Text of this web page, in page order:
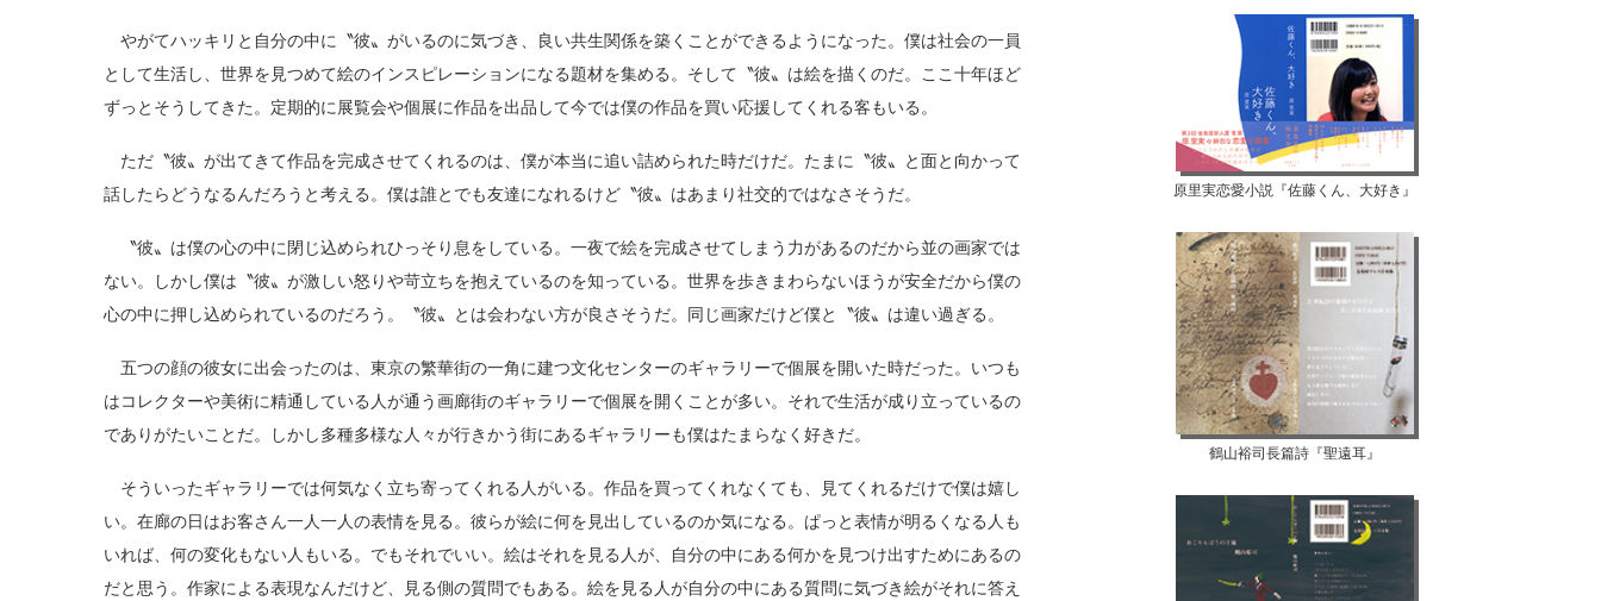
やがてハッキリと自分の中に〝彼〟がいるのに気づき、良い共生関係を築くことができるようになった。僕は社会の一員
として生活し、世界を見つめて絵のインスピレーションになる題材を集める。そして〝彼〟は絵を描くのだ。ここ十年ほど
ずっとそうしてきた。定期的に展覧会や個展に作品を出品して今では僕の作品を買い応援してくれる客もいる。
ただ〝彼〟が出てきて作品を完成させてくれるのは、僕が本当に追い詰められた時だけだ。たまに〝彼〟と面と向かって
話したらどうなるんだろうと考える。僕は誰とでも友達になれるけど〝彼〟はあまり社交的ではなさそうだ。
〝彼〟は僕の心の中に閉じ込められひっそり息をしている。一夜で絵を完成させてしまう力があるのだから並の画家では
ない。しかし僕は〝彼〟が激しい怒りや苛立ちを抱えているのを知っている。世界を歩きまわらないほうが安全だから僕の
心の中に押し込められているのだろう。〝彼〟とは会わない方が良さそうだ。同じ画家だけど僕と〝彼〟は違い過ぎる。
五つの顔の彼女に出会ったのは、東京の繁華街の一角に建つ文化センターのギャラリーで個展を開いた時だった。いつも
はコレクターや美術に精通している人が通う画廊街のギャラリーで個展を開くことが多い。それで生活が成り立っているの
でありがたいことだ。しかし多種多様な人々が行きかう街にあるギャラリーも僕はたまらなく好きだ。
そういったギャラリーでは何気なく立ち寄ってくれる人がいる。作品を買ってくれなくても、見てくれるだけで僕は嬉し
い。在廊の日はお客さん一人一人の表情を見る。彼らが絵に何を見出しているのか気になる。ぱっと表情が明るくなる人も
いれば、何の変化もない人もいる。でもそれでいい。絵はそれを見る人が、自分の中にある何かを見つけ出すためにあるの
だと思う。作家による表現なんだけど、見る側の質問でもある。絵を見る人が自分の中にある質問に気づき絵がそれに答え
原里実恋愛小説『佐藤くん、大好き』
鶴山裕司長篇詩『聖遠耳』